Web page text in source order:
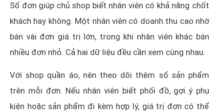
Số đơn giúp chủ shop biết nhân viên có khả năng chốt
khách hay không. Một nhân viên có doanh thu cao nhờ
bán vài đơn giá trị lớn, trong khi nhân viên khác bán
nhiều đơn nhỏ. Cả hai dữ liệu đều cần xem cùng nhau.
Với shop quần áo, nên theo dõi thêm số sản phẩm
trên mỗi đơn. Nếu nhân viên biết phối đồ, gợi ý phụ
kiện hoặc sản phẩm đi kèm hợp lý, giá trị đơn có thể